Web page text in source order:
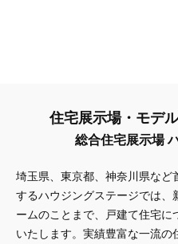
住宅展示場・モデ
総合住宅展示場
埼玉県、東京都、神奈川県など
するハウジングステージでは、
ームのことまで、戸建て住宅に
いたします。実績豊富な一流